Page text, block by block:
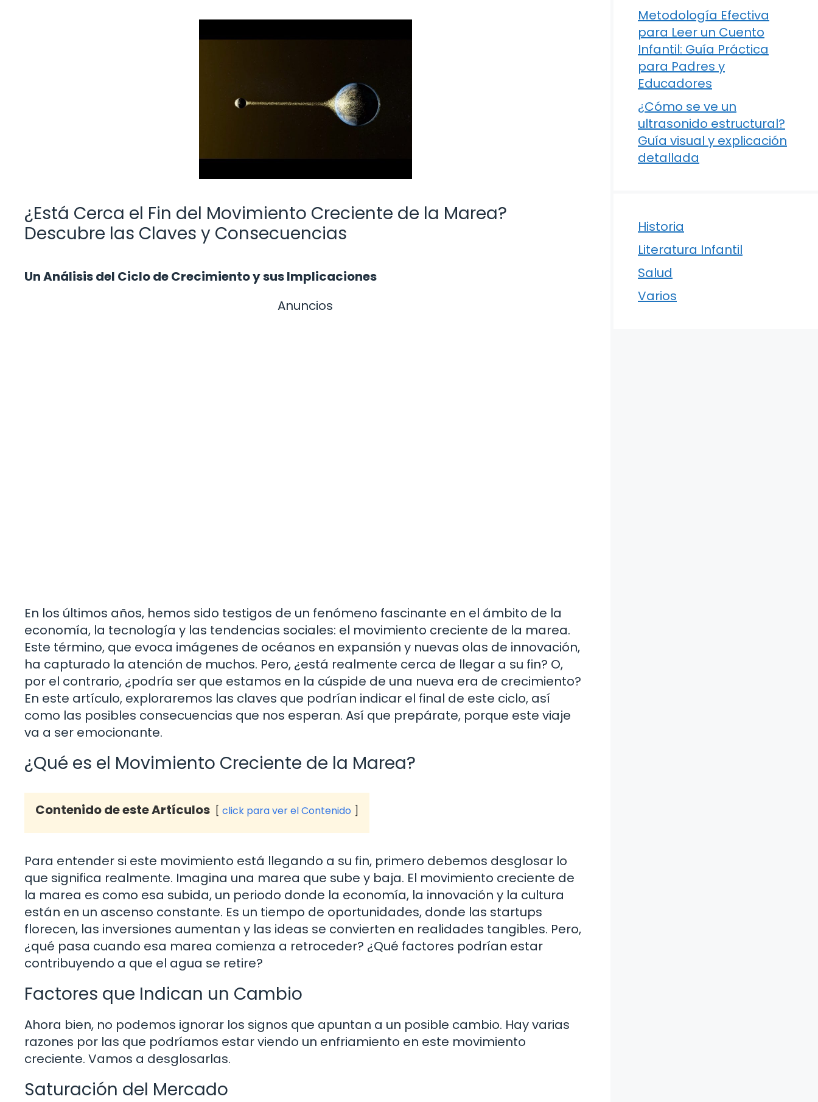
¿Está Cerca el Fin del Movimiento Creciente de la Marea?
Descubre las Claves y Consecuencias
Un Análisis del Ciclo de Crecimiento y sus Implicaciones
Anuncios
En los últimos años, hemos sido testigos de un fenómeno fascinante en el ámbito de la
economía, la tecnología y las tendencias sociales: el movimiento creciente de la marea.
Este término, que evoca imágenes de océanos en expansión y nuevas olas de innovación,
ha capturado la atención de muchos. Pero, ¿está realmente cerca de llegar a su fin? O,
por el contrario, ¿podría ser que estamos en la cúspide de una nueva era de crecimiento?
En este artículo, exploraremos las claves que podrían indicar el final de este ciclo, así
como las posibles consecuencias que nos esperan. Así que prepárate, porque este viaje
va a ser emocionante.
¿Qué es el Movimiento Creciente de la Marea?
Contenido de este Artículos click para ver el Contenido
Para entender si este movimiento está llegando a su fin, primero debemos desglosar lo
que significa realmente. Imagina una marea que sube y baja. El movimiento creciente de
la marea es como esa subida, un periodo donde la economía, la innovación y la cultura
están en un ascenso constante. Es un tiempo de oportunidades, donde las startups
florecen, las inversiones aumentan y las ideas se convierten en realidades tangibles. Pero,
¿qué pasa cuando esa marea comienza a retroceder? ¿Qué factores podrían estar
contribuyendo a que el agua se retire?
Factores que Indican un Cambio
Ahora bien, no podemos ignorar los signos que apuntan a un posible cambio. Hay varias
razones por las que podríamos estar viendo un enfriamiento en este movimiento
creciente. Vamos a desglosarlas.
Saturación del Mercado
Metodología Efectiva
para Leer un Cuento
Infantil: Guía Práctica
para Padres y
Educadores
¿Cómo se ve un
ultrasonido estructural?
Guía visual y explicación
detallada
Historia
Literatura Infantil
Salud
Varios